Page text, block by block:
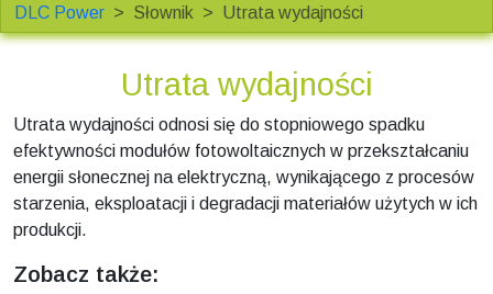
DLC Power Słownik Utrata wydajności
Utrata wydajności
Utrata wydajności odnosi się do stopniowego spadku
efektywności modułów fotowoltaicznych w przekształcaniu
energii słonecznej na elektryczną, wynikającego z procesów
starzenia, eksploatacji i degradacji materiałów użytych w ich
produkcji.
Zobacz także: